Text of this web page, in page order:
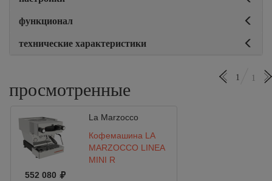
функционал
технические характеристики
просмотренные
1 1
La Marzocco
Кофемашина LA
MARZOCCO LINEA
MINI R
552 080